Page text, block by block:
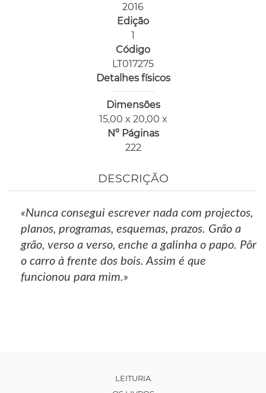
2016
Edição
1
Código
LT017275
Detalhes físicos
Dimensões
15,00 x 20,00 x
Nº Páginas
222
DESCRIÇÃO
«Nunca consegui escrever nada com projectos,
planos, programas, esquemas, prazos. Grão a
grão, verso a verso, enche a galinha o papo. Pôr
o carro à frente dos bois. Assim é que
funcionou para mim.»
LEITURIA